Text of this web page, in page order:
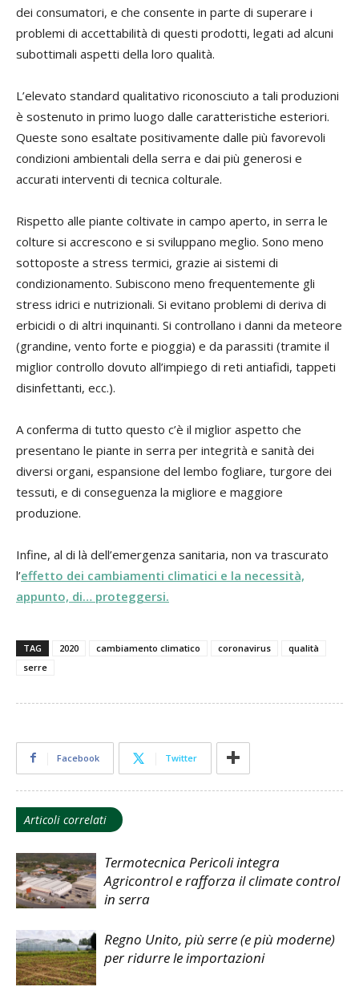
dei consumatori, e che consente in parte di superare i
problemi di accettabilità di questi prodotti, legati ad alcuni
subottimali aspetti della loro qualità.
L’elevato standard qualitativo riconosciuto a tali produzioni
è sostenuto in primo luogo dalle caratteristiche esteriori.
Queste sono esaltate positivamente dalle più favorevoli
condizioni ambientali della serra e dai più generosi e
accurati interventi di tecnica colturale.
Rispetto alle piante coltivate in campo aperto, in serra le
colture si accrescono e si sviluppano meglio. Sono meno
sottoposte a stress termici, grazie ai sistemi di
condizionamento. Subiscono meno frequentemente gli
stress idrici e nutrizionali. Si evitano problemi di deriva di
erbicidi o di altri inquinanti. Si controllano i danni da meteore
(grandine, vento forte e pioggia) e da parassiti (tramite il
miglior controllo dovuto all’impiego di reti antiafidi, tappeti
disinfettanti, ecc.).
A conferma di tutto questo c’è il miglior aspetto che
presentano le piante in serra per integrità e sanità dei
diversi organi, espansione del lembo fogliare, turgore dei
tessuti, e di conseguenza la migliore e maggiore
produzione.
Infine, al di là dell’emergenza sanitaria, non va trascurato
l’effetto dei cambiamenti climatici e la necessità,
appunto, di… proteggersi.
TAG 2020 cambiamento climatico coronavirus
qualità
serre
Facebook Twitter
Articoli correlati
Termotecnica Pericoli integra
Agricontrol e rafforza il climate control
in serra
Regno Unito, più serre (e più moderne)
per ridurre le importazioni